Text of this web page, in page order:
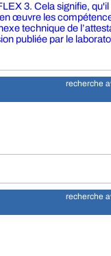
3. Cela signifie, qu'il
œuvre les
technique de
publiée par le
recherche
recherche